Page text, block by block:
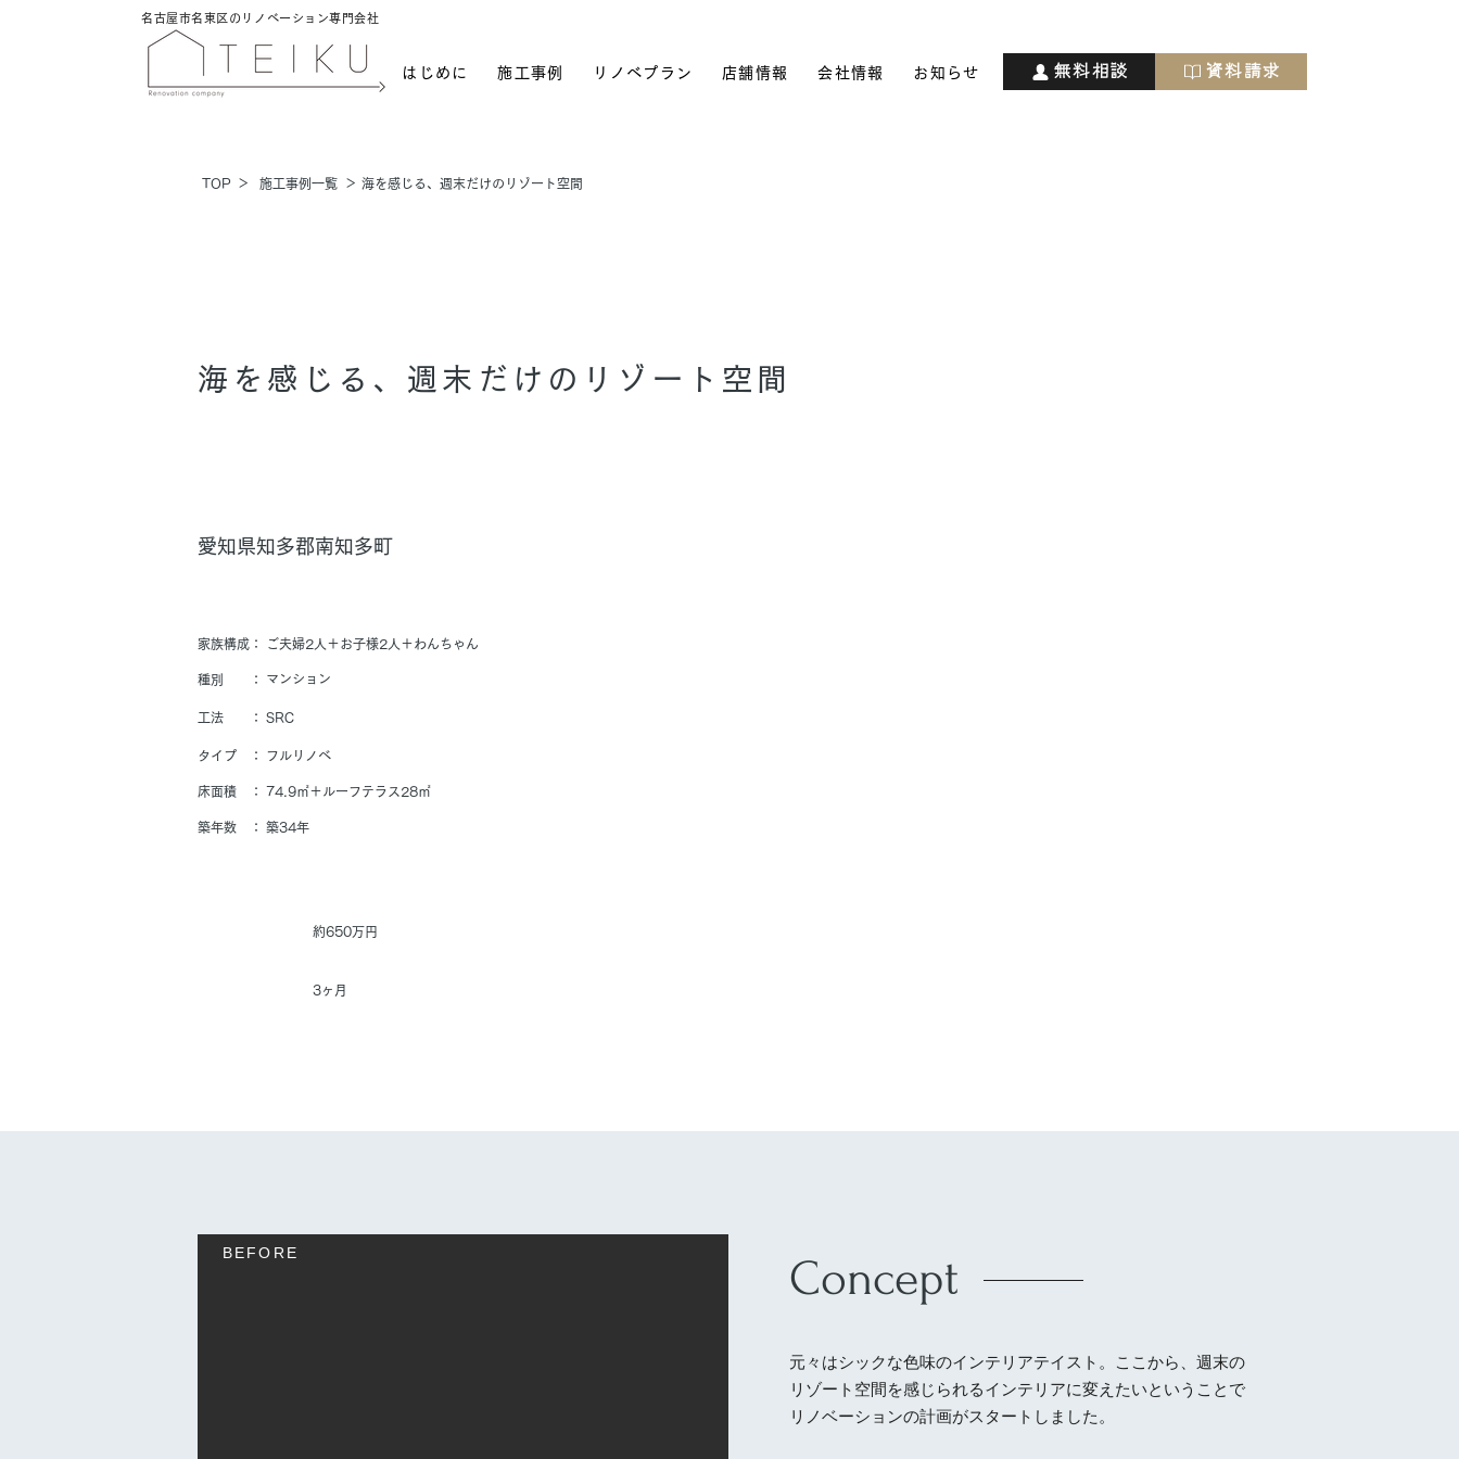
名古屋市名東区のリノベーション専門会社
はじめに 施工事例 リノベプラン 店舗情報 会社情報 お知らせ 無料相談 資料請求
​TOP ​＞ ​施工事例一覧 ​＞ 海を感じる、週末だけのリゾート空間
海を感じる、週末だけのリゾート空間
愛知県知多郡南知多町
家族構成： ご夫婦2人＋お子様2人＋わんちゃん
​種別 ： マンション
​工法 ： SRC
​タイプ ： フルリノベ
​床面積 ： 74.9㎡＋ルーフテラス28㎡
​築年数 ： 築34年
約650万円
3ヶ月
​BEFORE ​Concept
元々はシックな色味のインテリアテイスト。ここから、週末の
リゾート空間を感じられるインテリアに変えたいということで
リノベーションの計画がスタートしました。